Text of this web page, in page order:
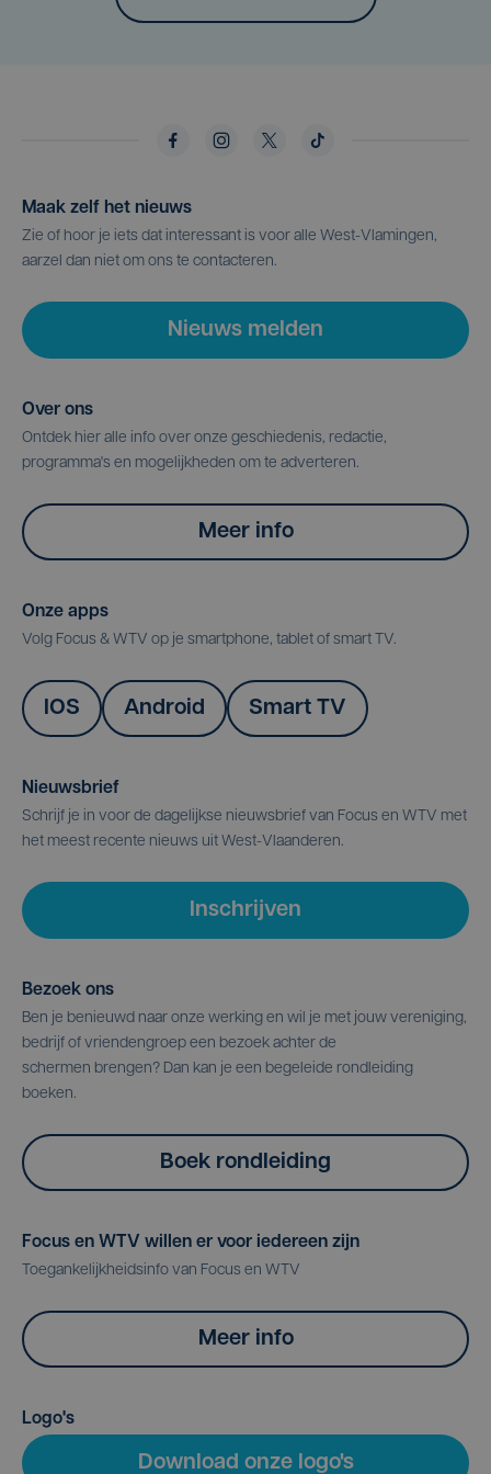
Maak zelf het nieuws
Zie of hoor je iets dat interessant is voor alle West-Vlamingen,
aarzel dan niet om ons te contacteren.
Nieuws melden
Over ons
Ontdek hier alle info over onze geschiedenis, redactie,
programma's en mogelijkheden om te adverteren.
Meer info
Onze apps
Volg Focus & WTV op je smartphone, tablet of smart TV.
IOS Android Smart TV
Nieuwsbrief
Schrijf je in voor de dagelijkse nieuwsbrief van Focus en WTV met
het meest recente nieuws uit West-Vlaanderen.
Inschrijven
Bezoek ons
Ben je benieuwd naar onze werking en wil je met jouw vereniging,
bedrijf of vriendengroep een bezoek achter de
schermen brengen? Dan kan je een begeleide rondleiding
boeken.
Boek rondleiding
Focus en WTV willen er voor iedereen zijn
Toegankelijkheidsinfo van Focus en WTV
Meer info
Logo's
Download onze logo's